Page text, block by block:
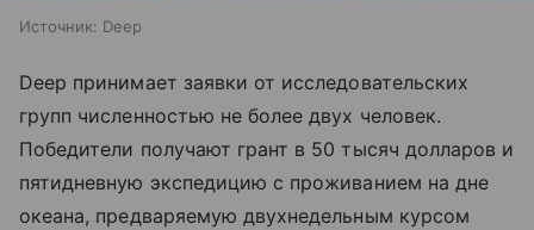
Источник: Deep
Deep принимает заявки от исследовательских
групп численностью не более двух человек.
Победители получают грант в 50 тысяч долларов и
пятидневную экспедицию с проживанием на дне
океана, предваряемую двухнедельным курсом